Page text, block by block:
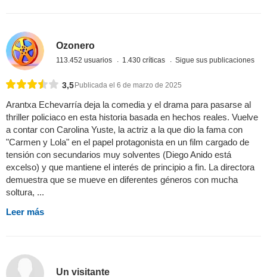
Ozonero
113.452 usuarios 1.430 críticas Sigue sus publicaciones
3,5Publicada el 6 de marzo de 2025
Arantxa Echevarría deja la comedia y el drama para pasarse al
thriller policiaco en esta historia basada en hechos reales. Vuelve
a contar con Carolina Yuste, la actriz a la que dio la fama con
"Carmen y Lola" en el papel protagonista en un film cargado de
tensión con secundarios muy solventes (Diego Anido está
excelso) y que mantiene el interés de principio a fin. La directora
demuestra que se mueve en diferentes géneros con mucha
soltura, ...
Leer más
Un visitante